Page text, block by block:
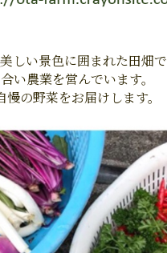
しい景色に囲まれた田畑で
い農業を営んでいます。
の野菜をお届けします。